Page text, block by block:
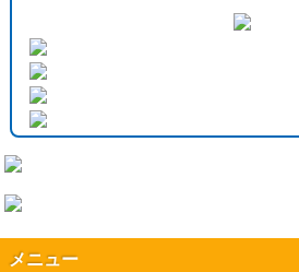
メニュー